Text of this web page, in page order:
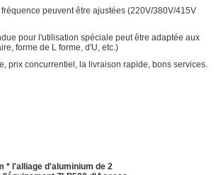
peuvent être ajustées (220V/380V/415V
pour l'utilisation spéciale peut être adaptée aux
forme de L forme, d'U, etc.)
prix concurrentiel, la livraison rapide, bons services.